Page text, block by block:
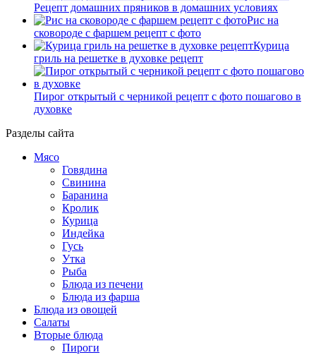
Рецепт домашних пряников в домашних условиях
Рис на
сковороде с фаршем рецепт с фото
Курица
гриль на решетке в духовке рецепт
Пирог открытый с черникой рецепт с фото пошагово в
духовке
Разделы сайта
Мясо
Говядина
Свинина
Баранина
Кролик
Курица
Индейка
Гусь
Утка
Рыба
Блюда из печени
Блюда из фарша
Блюда из овощей
Салаты
Вторые блюда
Пироги